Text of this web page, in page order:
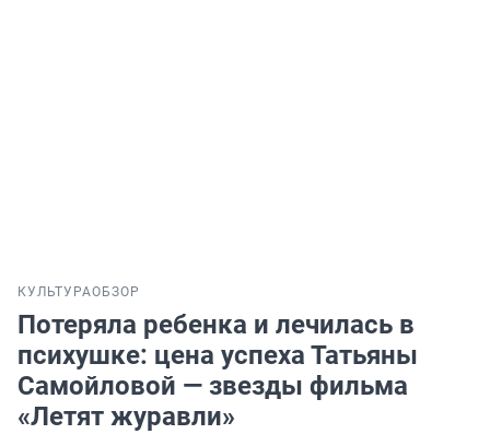
КУЛЬТУРАОБЗОР
Потеряла ребенка и лечилась в
психушке: цена успеха Татьяны
Самойловой — звезды фильма
«Летят журавли»